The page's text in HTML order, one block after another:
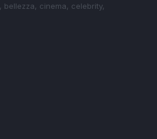
bellezza, cinema, celebrity,